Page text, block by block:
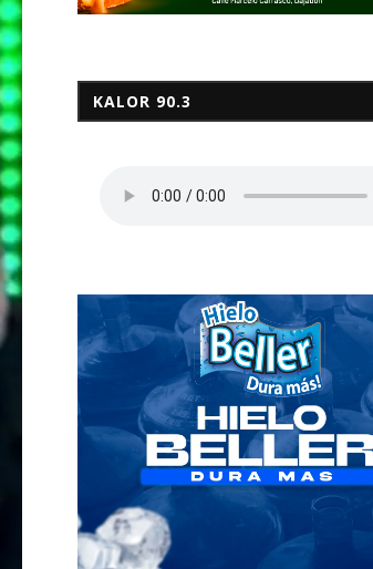
KALOR 90.3